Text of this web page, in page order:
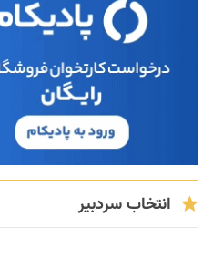
انتخاب سردبیر